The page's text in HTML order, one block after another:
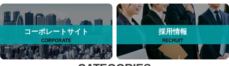
コーポレートサイト 採用情報